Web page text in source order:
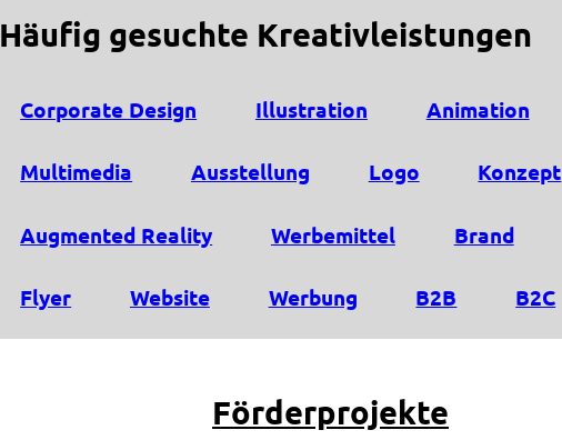
Häufig gesuchte Kreativleistungen
Corporate Design Illustration Animation
Multimedia Ausstellung Logo Konzept
Augmented Reality Werbemittel Brand
Flyer Website Werbung B2B B2C
Förderprojekte